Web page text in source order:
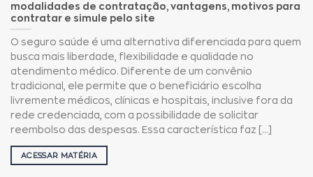
modalidades de contratação, vantagens, motivos para
contratar e simule pelo site
O seguro saúde é uma alternativa diferenciada para quem
busca mais liberdade, flexibilidade e qualidade no
atendimento médico. Diferente de um convênio
tradicional, ele permite que o beneficiário escolha
livremente médicos, clínicas e hospitais, inclusive fora da
rede credenciada, com a possibilidade de solicitar
reembolso das despesas. Essa característica faz [...]
ACESSAR MATÉRIA